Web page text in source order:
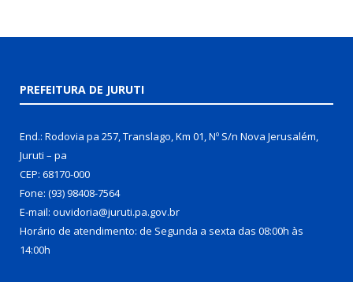
PREFEITURA DE JURUTI
End.: Rodovia pa 257, Translago, Km 01, Nº S/n Nova Jerusalém,
Juruti – pa
CEP: 68170-000
Fone: (93) 98408-7564
E-mail: ouvidoria@juruti.pa.gov.br
Horário de atendimento: de Segunda a sexta das 08:00h às
14:00h